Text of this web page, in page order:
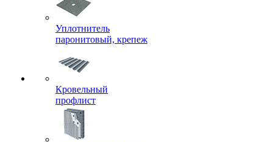
Уплотнитель
паронитовый, крепеж
Кровельный
профлист